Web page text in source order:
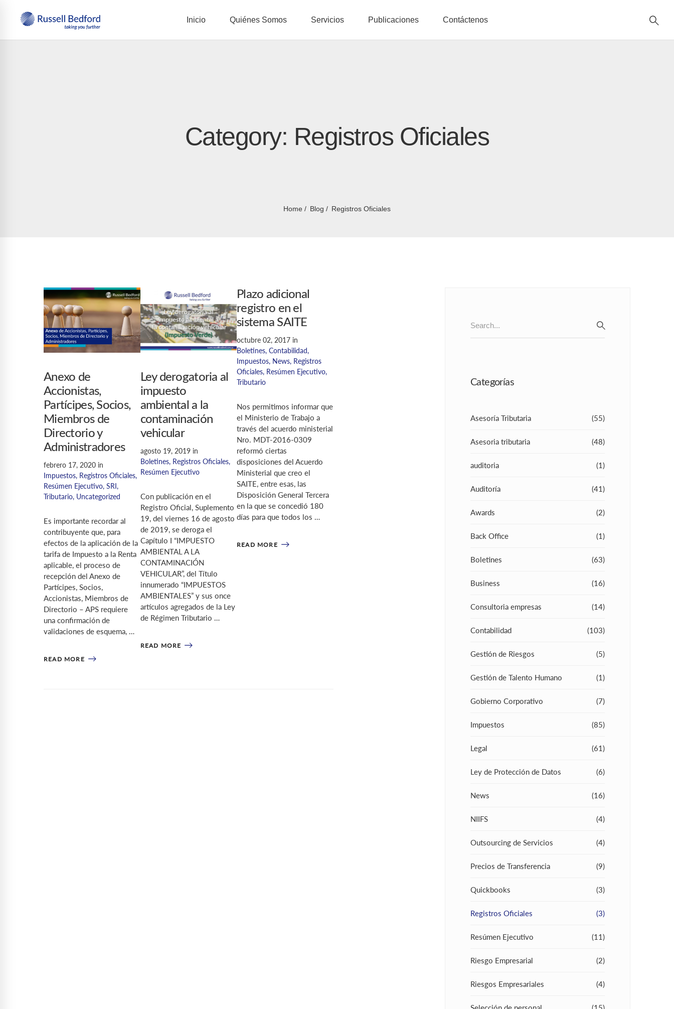
Inicio Quiénes Somos Servicios Publicaciones Contáctenos
Category: Registros Oficiales
Home Blog Registros Oficiales
Anexo de
Accionistas,
Partícipes, Socios,
Miembros de
Directorio y
Administradores
febrero 17, 2020 in
Impuestos, Registros Oficiales,
Resúmen Ejecutivo, SRI,
Tributario, Uncategorized
Es importante recordar al
contribuyente que, para
efectos de la aplicación de la
tarifa de Impuesto a la Renta
aplicable, el proceso de
recepción del Anexo de
Partícipes, Socios,
Accionistas, Miembros de
Directorio – APS requiere
una confirmación de
validaciones de esquema, …
READ MORE
Ley derogatoria al
impuesto
ambiental a la
contaminación
vehicular
agosto 19, 2019in
Boletines, Registros Oficiales,
Resúmen Ejecutivo
Con publicación en el
Registro Oficial, Suplemento
19, del viernes 16 de agosto
de 2019, se deroga el
Capítulo I “IMPUESTO
AMBIENTAL A LA
CONTAMINACIÓN
VEHICULAR”, del Título
innumerado “IMPUESTOS
AMBIENTALES” y sus once
artículos agregados de la Ley
de Régimen Tributario …
READ MORE
Plazo adicional
registro en el
sistema SAITE
octubre 02, 2017 in
Boletines, Contabilidad,
Impuestos, News, Registros
Oficiales, Resúmen Ejecutivo,
Tributario
Nos permitimos informar que
el Ministerio de Trabajo a
través del acuerdo ministerial
Nro. MDT-2016-0309
reformó ciertas
disposiciones del Acuerdo
Ministerial que creo el
SAITE, entre esas, las
Disposición General Tercera
en la que se concedió 180
días para que todos los …
READ MORE
for:
Categorías
Asesoría Tributaria (55)
Asesoria tributaria (48)
auditoria (1)
Auditoría (41)
Awards (2)
Back Office (1)
Boletines (63)
Business (16)
Consultoria empresas (14)
Contabilidad (103)
Gestión de Riesgos (5)
Gestión de Talento Humano (1)
Gobierno Corporativo (7)
Impuestos (85)
Legal (61)
Ley de Protección de Datos (6)
News (16)
NIIFS (4)
Outsourcing de Servicios (4)
Precios de Transferencia (9)
Quickbooks (3)
Registros Oficiales (3)
Resúmen Ejecutivo (11)
Riesgo Empresarial (2)
Riesgos Empresariales (4)